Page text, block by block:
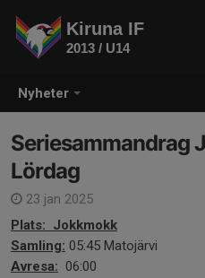
Nyheter
Kiruna IF
2013 / U14
Seriesammandrag
Lördag
23 jan 2025
Plats: Jokkmokk
Samling: 05:45 Matojärvi
Avresa: 06:00